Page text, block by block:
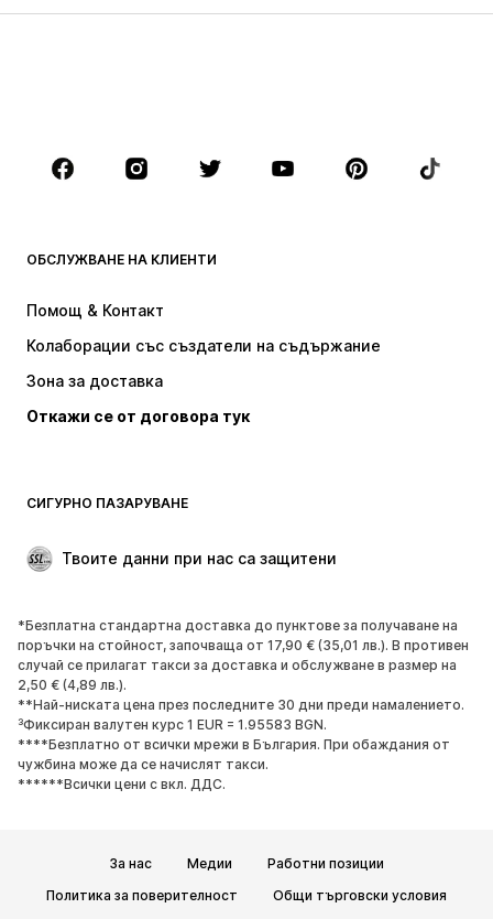
Поли
Блузи и туники
Аксесоари
Premium
НОВО
Пуловери и Трикотаж
Бельо
Палта
Поли
Специални Поводи
ОБУВКИ
НОВО
Популярно
Маратонки
Боти
Обувки с висок ток
Ботуши
Сандали
Ниски обувки
ЕКСКЛУЗИВНО
ОБСЛУЖВАНЕ НА КЛИЕНТИ
Помощ & Контакт
Колаборации със създатели на съдържание
Зона за доставка
Откажи се от договора тук
СИГУРНО ПАЗАРУВАНЕ
Твоите данни при нас са защитени
*Безплатна стандартна доставка до пунктове за получаване на
поръчки на стойност, започваща от 17,90 € (35,01 лв.). В противен
случай се прилагат такси за доставка и обслужване в размер на
2,50 € (4,89 лв.).
**Най-ниската цена през последните 30 дни преди намалението.
³Фиксиран валутен курс 1 EUR = 1.95583 BGN.
****Безплатно от всички мрежи в България. При обаждания от
чужбина може да се начислят такси.
******Всички цени с вкл. ДДС.
За нас Медии
Работни позиции
Политика за поверителност
Общи търговски условия